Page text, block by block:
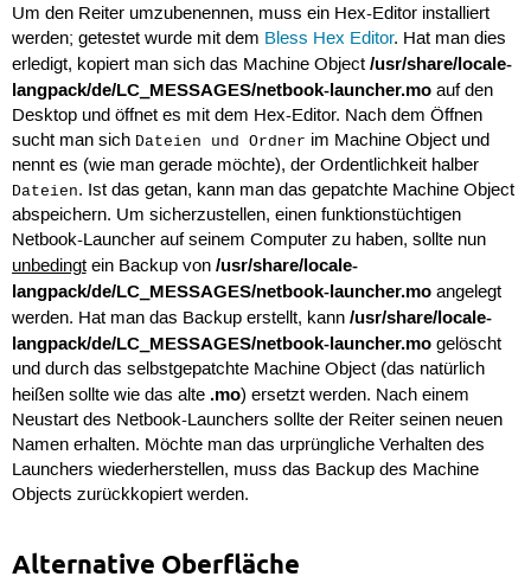
Um den Reiter umzubenennen, muss ein Hex-Editor installiert
werden; getestet wurde mit dem Bless Hex Editor. Hat man dies
erledigt, kopiert man sich das Machine Object /usr/share/locale-
langpack/de/LC_MESSAGES/netbook-launcher.moauf den
Desktop und öffnet es mit dem Hex-Editor. Nach dem Öffnen
sucht man sich Dateien und Ordner im Machine Object und
nennt es (wie man gerade möchte), der Ordentlichkeit halber
Dateien. Ist das getan, kann man das gepatchte Machine Object
abspeichern. Um sicherzustellen, einen funktionstüchtigen
Netbook-Launcher auf seinem Computer zu haben, sollte nun
unbedingtein Backup von /usr/share/locale-
langpack/de/LC_MESSAGES/netbook-launcher.moangelegt
werden. Hat man das Backup erstellt, kann /usr/share/locale-
langpack/de/LC_MESSAGES/netbook-launcher.mogelöscht
und durch das selbstgepatchte Machine Object (das natürlich
heißen sollte wie das alte .mo) ersetzt werden. Nach einem
Neustart des Netbook-Launchers sollte der Reiter seinen neuen
Namen erhalten. Möchte man das urprüngliche Verhalten des
Launchers wiederherstellen, muss das Backup des Machine
Objects zurückkopiert werden.
Alternative Oberfläche